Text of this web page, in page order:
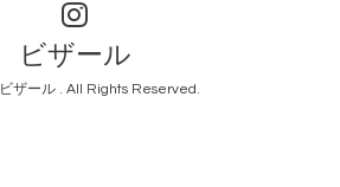
ビザール
ビザール . All Rights Reserved.